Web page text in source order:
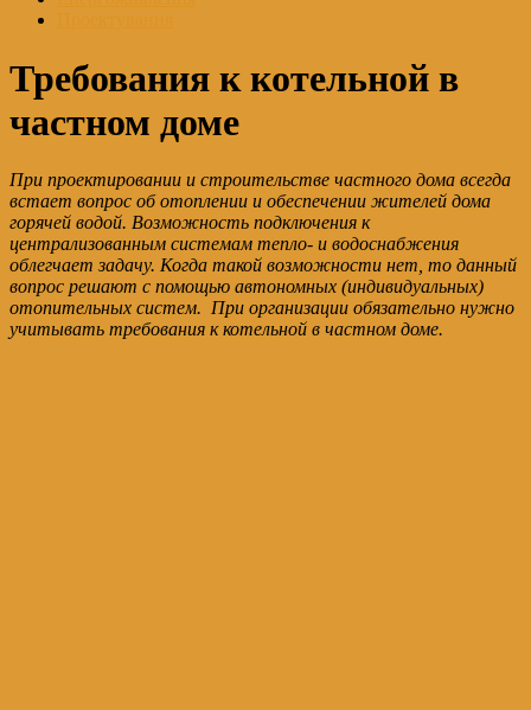
Требования к котельной в
частном доме
При проектировании и строительстве частного дома всегда
встает вопрос об отоплении и обеспечении жителей дома
горячей водой. Возможность подключения к
централизованным системам тепло- и водоснабжения
облегчает задачу. Когда такой возможности нет, то данный
вопрос решают с помощью автономных (индивидуальных)
отопительных систем. При организации обязательно нужно
учитывать требования к котельной в частном доме.